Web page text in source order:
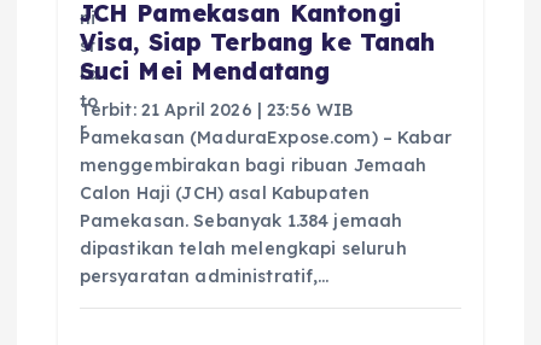
JCH Pamekasan Kantongi
Visa, Siap Terbang ke Tanah
Suci Mei Mendatang
Terbit: 21 April 2026 | 23:56 WIB
Pamekasan (MaduraExpose.com) – Kabar
menggembirakan bagi ribuan Jemaah
Calon Haji (JCH) asal Kabupaten
Pamekasan. Sebanyak 1.384 jemaah
dipastikan telah melengkapi seluruh
persyaratan administratif,…